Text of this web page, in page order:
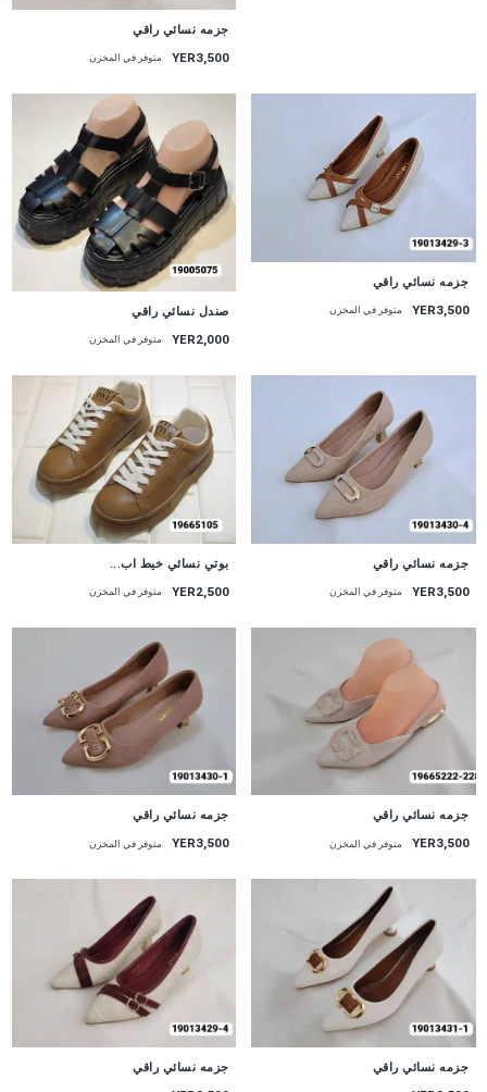
جزمه نسائي راقي
YER3,500 متوفر في المخزن
جزمه نسائي راقي
YER3,500 متوفر في المخزن صندل نسائي راقي
YER2,000 متوفر في المخزن
جزمه نسائي راقي
YER3,500 متوفر في المخزن
بوتي نسائي خيط اب...
YER2,500 متوفر في المخزن
جزمه نسائي راقي
YER3,500 متوفر في المخزن
جزمه نسائي راقي
YER3,500 متوفر في المخزن
جزمه نسائي راقي جزمه نسائي راقي